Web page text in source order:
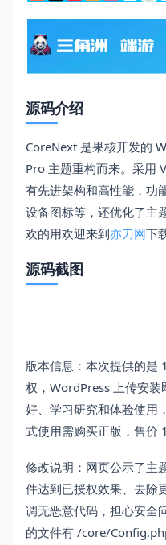
源码介绍
CoreNext 是果核开发的
Pro 主题重构而来。采用
有先进架构和高性能，功
设备图标等，还优化了主
欢的用欢迎来到亦刀网下
源码截图
版本信息：本次提供的是
权，WordPress 上传安
好、学习研究和体验使用
式使用需购买正版，售价
修改说明：网页公示了主
件达到已授权效果、去除
调无恶意代码，担心安全
的文件有 /core/